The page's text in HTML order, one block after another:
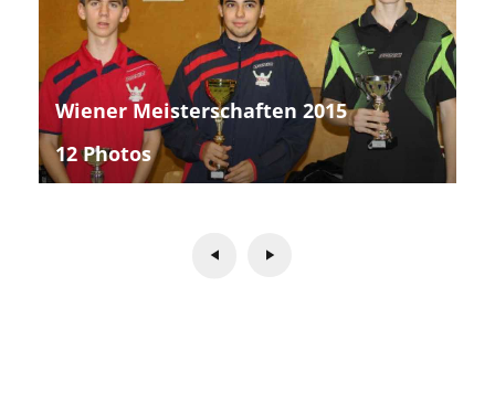
Wiener Meisterschaften 2015
12 Photos